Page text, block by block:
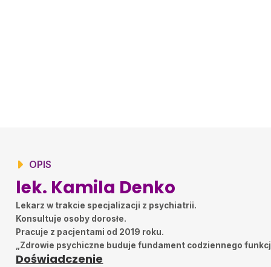
OPIS
lek. Kamila Denko
Lekarz w trakcie specjalizacji z psychiatrii.
Konsultuje osoby dorosłe.
Pracuje z pacjentami od 2019 roku.
„Zdrowie psychiczne buduje fundament codziennego
Doświadczenie